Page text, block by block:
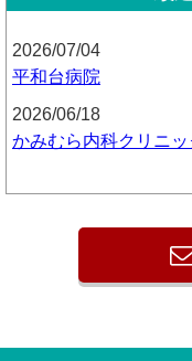
2026/07/04
平和台病院
2026/06/18
かみむら内科クリニッ